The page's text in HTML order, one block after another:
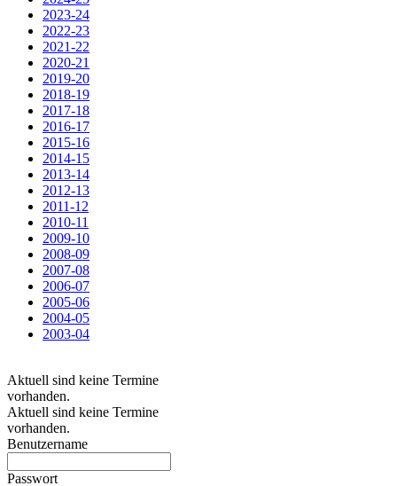
2023-24
2022-23
2021-22
2020-21
2019-20
2018-19
2017-18
2016-17
2015-16
2014-15
2013-14
2012-13
2011-12
2010-11
2009-10
2008-09
2007-08
2006-07
2005-06
2004-05
2003-04
Aktuell sind keine Termine
vorhanden.
Aktuell sind keine Termine
vorhanden.
Benutzername
Passwort